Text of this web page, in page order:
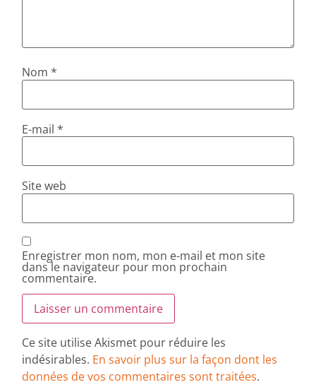
Nom*
E-mail*
Site web
Enregistrer mon nom, mon e-mail et mon site
dans le navigateur pour mon prochain
commentaire.
Ce site utilise Akismet pour réduire les
indésirables. En savoir plus sur la façon dont les
données de vos commentaires sont traitées.